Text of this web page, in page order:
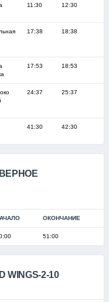
11:30 12:30
17:38 18:38
17:53 18:53
24:37 25:37
41:30 42:30
ОКОНЧАНИЕ
51:00
2-10